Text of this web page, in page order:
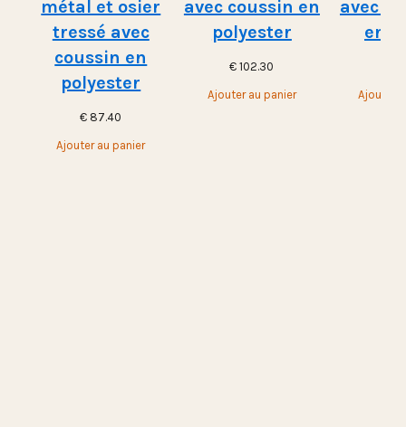
métal et osier
tressé avec
coussin en
polyester
€ 87.40
Ajouter au panier
avec coussin en
polyester
€ 102.30
Ajouter au panier
avec
en
Ajouter